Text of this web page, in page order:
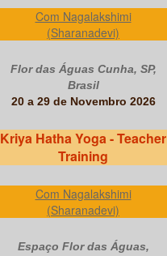
Com Nagalakshimi
(Sharanadevi)
Flor das Águas Cunha, SP,
Brasil
20 a 29 de Novembro 2026
Kriya Hatha Yoga - Teacher
Training
Com Nagalakshimi
(Sharanadevi)
Espaço Flor das Águas,